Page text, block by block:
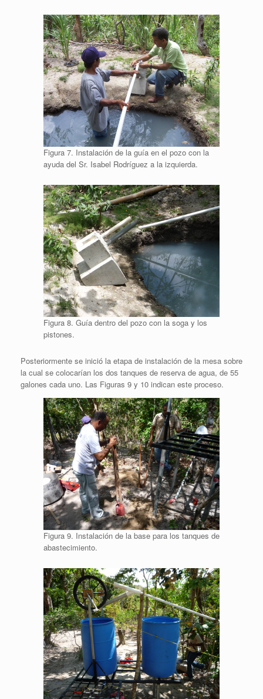
Figura 7. Instalación de la guía en el pozo con la
ayuda del Sr. Isabel Rodríguez a la izquierda.
Figura 8. Guía dentro del pozo con la soga y los
pistones.
Posteriormente se inició la etapa de instalación de la mesa sobre
la cual se colocarían los dos tanques de reserva de agua, de 55
galones cada uno. Las Figuras 9 y 10 indican este proceso.
Figura 9. Instalación de la base para los tanques de
abastecimiento.